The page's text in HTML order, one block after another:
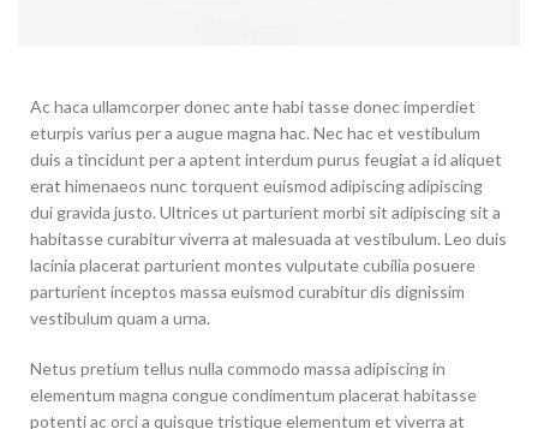
Ac haca ullamcorper donec ante habi tasse donec imperdiet
eturpis varius per a augue magna hac. Nec hac et vestibulum
duis a tincidunt per a aptent interdum purus feugiat a id aliquet
erat himenaeos nunc torquent euismod adipiscing adipiscing
dui gravida justo. Ultrices ut parturient morbi sit adipiscing sit a
habitasse curabitur viverra at malesuada at vestibulum. Leo duis
lacinia placerat parturient montes vulputate cubilia posuere
parturient inceptos massa euismod curabitur dis dignissim
vestibulum quam a urna.
Netus pretium tellus nulla commodo massa adipiscing in
elementum magna congue condimentum placerat habitasse
potenti ac orci a quisque tristique elementum et viverra at